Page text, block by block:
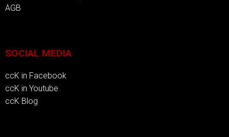
AGB
SOCIAL MEDIA
ccK in Facebook
ccK in Youtube
ccK Blog